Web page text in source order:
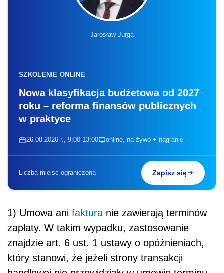
Jarosław Jurga
SZKOLENIE ONLINE
Nowa klasyfikacja budżetowa od 2027
roku – reforma finansów publicznych
w praktyce
26.08.2026 r., 9:00-13:00 online, na żywo + nagranie
Liczba miejsc ograniczona Zapisz się
1) Umowa ani faktura nie zawierają terminów
zapłaty. W takim wypadku, zastosowanie
znajdzie art. 6 ust. 1 ustawy o opóźnieniach,
który stanowi, że jeżeli strony transakcji